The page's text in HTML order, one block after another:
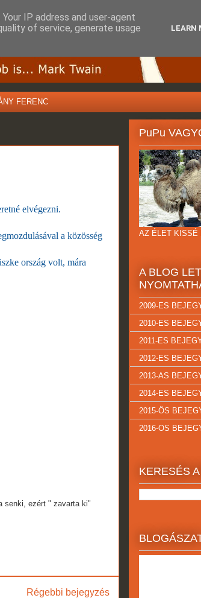
FERENC
elvégezni.
a közösség
ország volt, mára
senki, ezért " zavarta ki"
Régebbi bejegyzés
PuPu
AZ ÉLET KISSÉ
A BLOG
2009-ES
2010-ES
2011-ES
2012-ES
2013-AS
2014-ES
2015-ÖS
2016-OS
KERESÉS
IP address and user-agent
of service, generate usage
LEARN